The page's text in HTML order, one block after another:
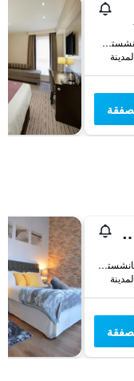
6 Half Edge Lane, مانشستر, المملكة المتحدة
سنترال أرينا
Great Ducie Street, مانشستر, المملكة المتحدة